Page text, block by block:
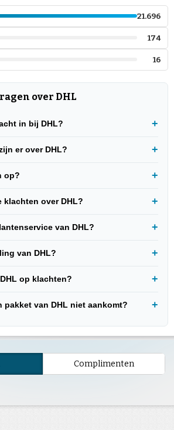
21.696
174
16
over DHL
in bij DHL?
er over DHL?
op?
klachten over DHL?
van DHL?
van DHL?
op klachten?
pakket van DHL niet aankomt?
Complimenten